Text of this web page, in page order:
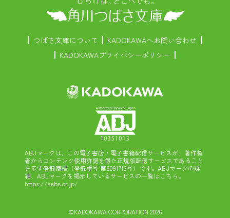
つばさ文庫について
KADOKAWAへお問い合わせ
KADOKAWAプライバシーポリシー
ABJマークは、この電子書店・電子書籍配信サービスが、著作権
者からコンテンツ使用許諾を得た正規版配信サービスであること
を示す登録商標（登録番号 第6091713号）です。ABJマークの詳
細、ABJマークを掲示しているサービスの一覧はこちら。
https://aebs.or.jp/
©KADOKAWA CORPORATION 2026